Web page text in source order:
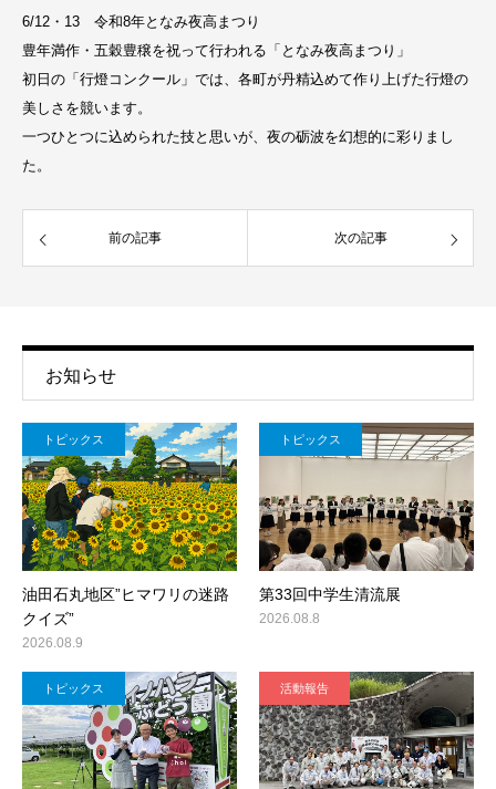
6/12・13 令和8年となみ夜高まつり
豊年満作・五穀豊穣を祝って行われる「となみ夜高まつり」
初日の「行燈コンクール」では、各町が丹精込めて作り上げた行燈の
美しさを競います。
一つひとつに込められた技と思いが、夜の砺波を幻想的に彩りまし
た。
前の記事 次の記事
お知らせ
トピックス
油田石丸地区”ヒマワリの迷路
クイズ”
2026.08.9
トピックス
第33回中学生清流展
2026.08.8
トピックス 活動報告